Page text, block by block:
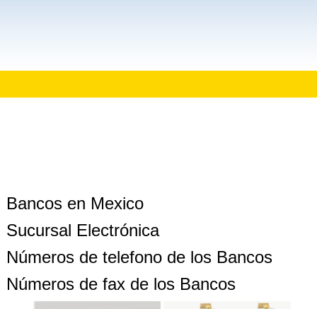
Bancos en Mexico
Sucursal Electrónica
Números de telefono de los Bancos
Números de fax de los Bancos